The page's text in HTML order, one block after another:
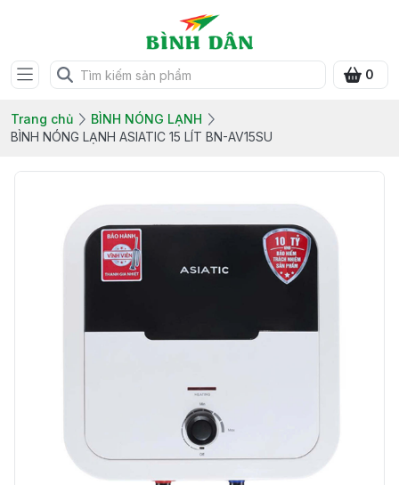
0
Trang chủ
BÌNH NÓNG LẠNH
BÌNH NÓNG LẠNH ASIATIC 15 LÍT BN-AV15SU